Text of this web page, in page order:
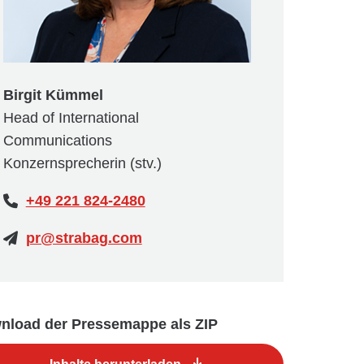
der Pressemappe als ZIP
Birgit Kümmel
Head of International
Communications
Konzernsprecherin (stv.)
+49 221 824-2480
pr@strabag.com